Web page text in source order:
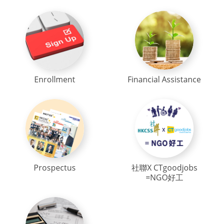
Enrollment Financial Assistance
Prospectus
社聯X CTgoodjobs
=NGO好工